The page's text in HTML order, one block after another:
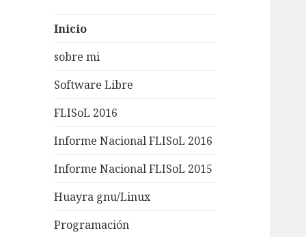
Inicio
sobre mi
Software Libre
FLISoL 2016
Informe Nacional FLISoL 2016
Informe Nacional FLISoL 2015
Huayra gnu/Linux
Programación